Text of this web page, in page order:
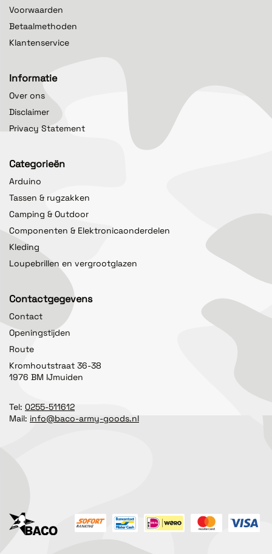
Voorwaarden
Betaalmethoden
Klantenservice
Informatie
Over ons
Disclaimer
Privacy Statement
Categorieën
Arduino
Tassen & rugzakken
Camping & Outdoor
Componenten & Elektronicaonderdelen
Kleding
Loupebrillen en vergrootglazen
Contactgegevens
Contact
Openingstijden
Route
Kromhoutstraat 36-38
1976 BM IJmuiden
Tel: 0255-511612
Mail: info@baco-army-goods.nl